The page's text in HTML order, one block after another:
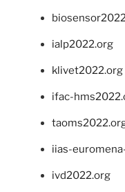
ialp2022.org
klivet2022.org
ifac-
iias-
ivd2022.org